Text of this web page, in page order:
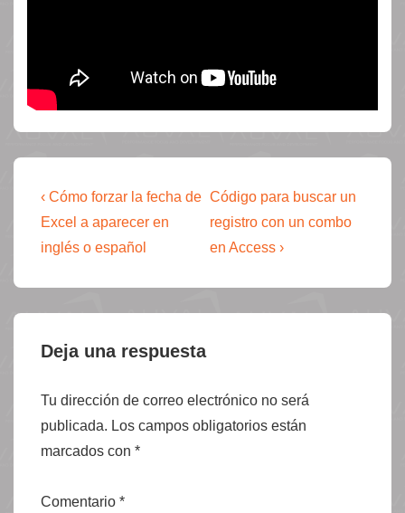
Navegación
de
entradas
La
entrada
anterior
‹ Cómo forzar la fecha de
Excel a aparecer en
inglés o español
La
entrada
siguiente
Código para buscar un
registro con un combo
en Access ›
Deja una respuesta
Tu dirección de correo electrónico no será
publicada. Los campos obligatorios están
marcados con *
Comentario *